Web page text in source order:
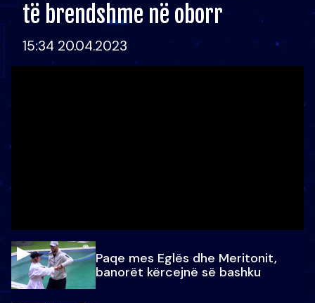
të brendshme në oborr
15:34 20.04.2023
Paqe mes Eglës dhe Meritonit,
banorët kërcejnë së bashku